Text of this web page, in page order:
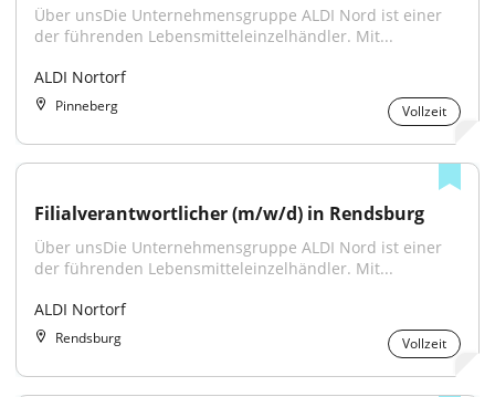
Über unsDie Unternehmensgruppe ALDI Nord ist einer
der führenden Lebensmitteleinzelhändler. Mit...
ALDI Nortorf
Pinneberg Vollzeit
Filialverantwortlicher (m/w/d) in Rendsburg
Über unsDie Unternehmensgruppe ALDI Nord ist einer
der führenden Lebensmitteleinzelhändler. Mit...
ALDI Nortorf
Rendsburg Vollzeit